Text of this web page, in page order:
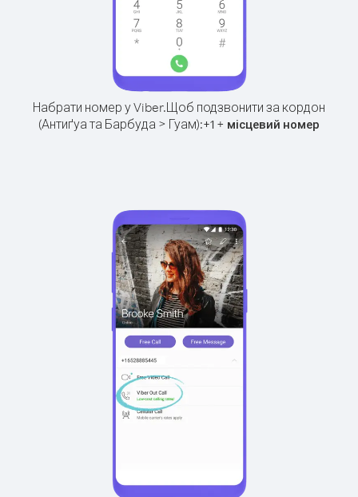
Набрати номер у Viber.Щоб подзвонити за кордон
(Антиґуа та Барбуда > Гуам):+1 + місцевий номер